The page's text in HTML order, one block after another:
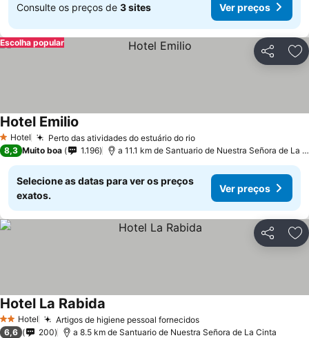
Consulte os preços de 3 sites Ver preços
Partilhar
Escolha popular
1 Estrelas
Hotel Perto das atividades do estuário do rioVer preços
Hotel Emilio
8,3 Muito boa 1.196 a 11.1 km de Santuario de Nuestra Señora de La
Selecione as datas para ver os preços
exatos.
Ver preços
Partilhar
2 Estrelas
Hotel Artigos de higiene pessoal fornecidosVer preços
Hotel La Rabida
6,6 200 a 8.5 km de Santuario de Nuestra Señora de La Cinta